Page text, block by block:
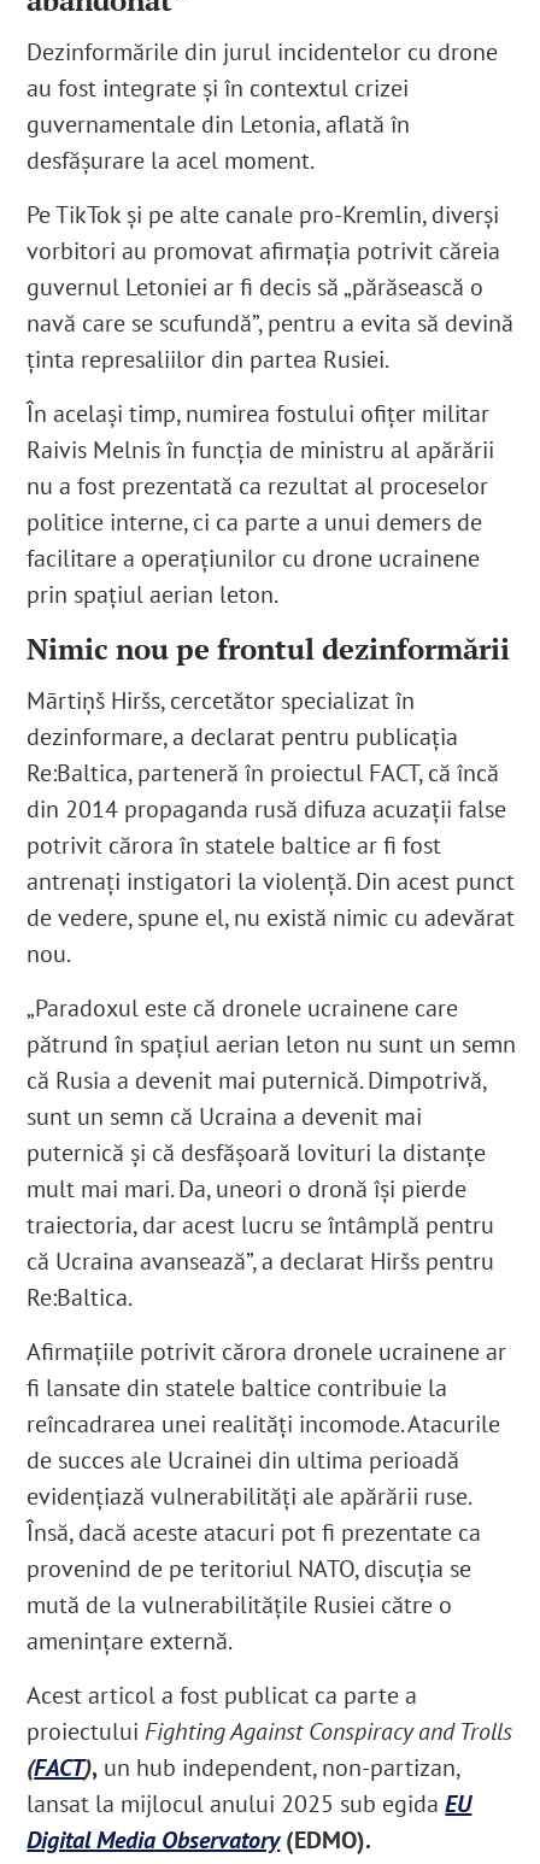
Dezinformările din jurul incidentelor cu drone
au fost integrate și în contextul crizei
guvernamentale din Letonia, aflată în
desfășurare la acel moment.
Pe TikTok și pe alte canale pro-Kremlin, diverși
vorbitori au promovat afirmația potrivit căreia
guvernul Letoniei ar fi decis să „părăsească o
navă care se scufundă”, pentru a evita să devină
ținta represaliilor din partea Rusiei.
În același timp, numirea fostului ofițer militar
Raivis Melnis în funcția de ministru al apărării
nu a fost prezentată ca rezultat al proceselor
politice interne, ci ca parte a unui demers de
facilitare a operațiunilor cu drone ucrainene
prin spațiul aerian leton.
Nimic nou pe frontul dezinformării
Mārtiņš Hiršs, cercetător specializat în
dezinformare, a declarat pentru publicația
Re:Baltica, parteneră în proiectul FACT, că încă
din 2014 propaganda rusă difuza acuzații false
potrivit cărora în statele baltice ar fi fost
antrenați instigatori la violenţă. Din acest punct
de vedere, spune el, nu există nimic cu adevărat
nou.
„Paradoxul este că dronele ucrainene care
pătrund în spațiul aerian leton nu sunt un semn
că Rusia a devenit mai puternică. Dimpotrivă,
sunt un semn că Ucraina a devenit mai
puternică și că desfășoară lovituri la distanțe
mult mai mari. Da, uneori o dronă își pierde
traiectoria, dar acest lucru se întâmplă pentru
că Ucraina avansează”, a declarat Hiršs pentru
Re:Baltica.
Afirmaţiile potrivit cărora dronele ucrainene ar
fi lansate din statele baltice contribuie la
reîncadrarea unei realități incomode. Atacurile
de succes ale Ucrainei din ultima perioadă
evidențiază vulnerabilități ale apărării ruse.
Însă, dacă aceste atacuri pot fi prezentate ca
provenind de pe teritoriul NATO, discuția se
mută de la vulnerabilitățile Rusiei către o
amenințare externă.
Acest articol a fost publicat ca parte a
proiectului Fighting Against Conspiracy and Trolls
(FACT), un hub independent, non-partizan,
lansat la mijlocul anului 2025 sub egida EU
Digital Media Observatory(EDMO).